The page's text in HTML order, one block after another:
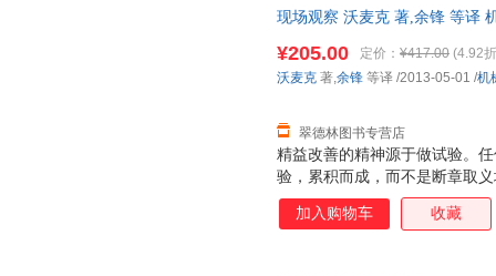
精益实践者带来鼓舞。
现场观察 沃麦克 著,余锋 等译
精益改善的精神源于做试验。
验，累积而成，而不是断章取
而是每天做试验、积累知识的
多公司，用他敏锐的观察力去
¥205.00 定价： ¥417.00 (4.92
翠德林图书专营店
沃麦克 著,余锋 等译 /2013-05-01 /机
加入购物车 收藏